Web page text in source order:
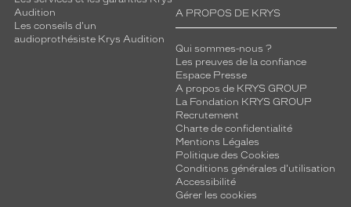
Audition
Les conseils d'un
audioprothésiste Krys Audition
A PROPOS DE KRYS
Qui sommes-nous ?
Les preuves de la confiance
Espace Presse
A propos de KRYS GROUP
La Fondation KRYS GROUP
Recrutement
Charte de confidentialité
Mentions Légales
Politique des Cookies
Conditions générales d'utilisation
Accessibilité
Gérer les cookies